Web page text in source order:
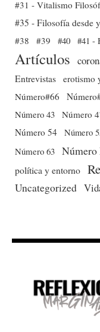
#31 - Vitalismo
#35 - Filosofía desde
#38
#39 #40 #41 -
Artículos
Entrevistas erotismo
Número#66
Número 43 Número
Número 54 Número
Número 63 Número
política y entorno
Uncategorized